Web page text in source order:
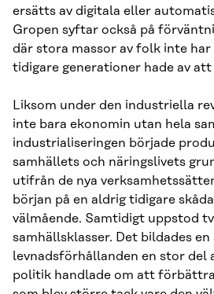
ersätts av digitala eller
Gropen syftar också på
där stora massor av folk inte har
tidigare generationer hade av
Liksom under den industriella
inte bara ekonomin utan hela
industrialiseringen började
samhällets och näringslivets
utifrån de nya
början på en aldrig tidigare
välmående. Samtidigt uppstod
samhällsklasser. Det bildades
levnadsförhållanden en stor del
politik handlade om att